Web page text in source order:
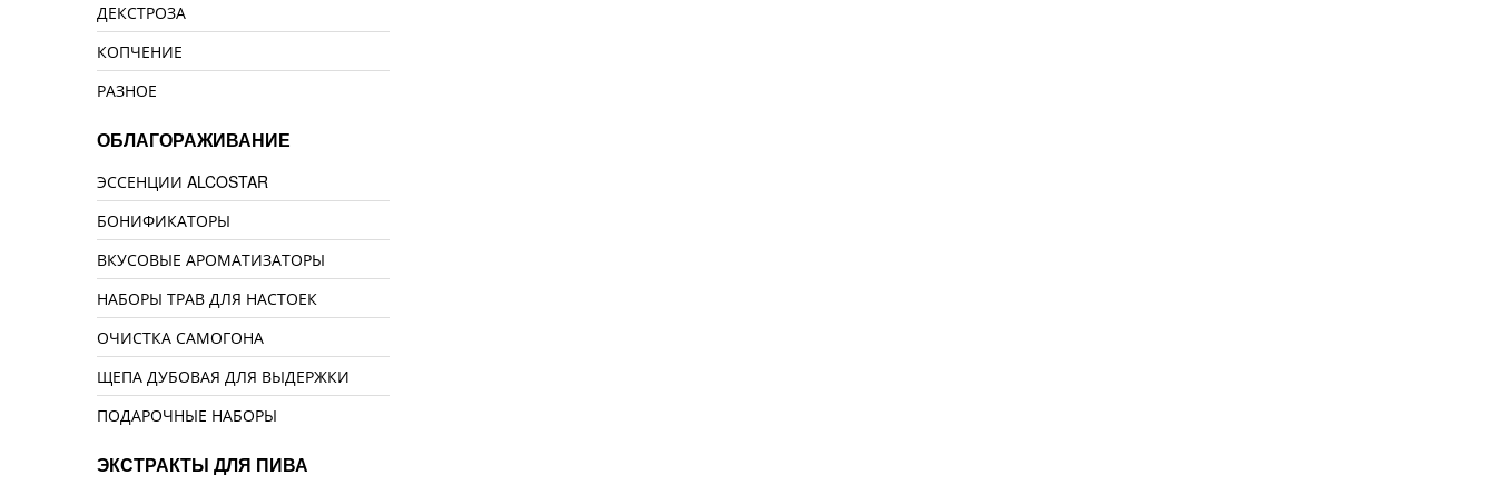
ДЕКСТРОЗА
КОПЧЕНИЕ
РАЗНОЕ
ОБЛАГОРАЖИВАНИЕ
ЭССЕНЦИИ ALCOSTAR
БОНИФИКАТОРЫ
ВКУСОВЫЕ АРОМАТИЗАТОРЫ
НАБОРЫ ТРАВ ДЛЯ НАСТОЕК
ОЧИСТКА САМОГОНА
ЩЕПА ДУБОВАЯ ДЛЯ ВЫДЕРЖКИ
ПОДАРОЧНЫЕ НАБОРЫ
ЭКСТРАКТЫ ДЛЯ ПИВА